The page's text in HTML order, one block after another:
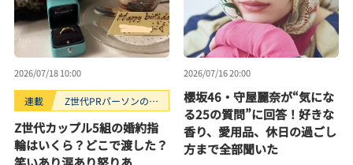
2026/07/18 10:00
連載
Z世代PRパーソンのキ
Z世代カップル5組の婚約指
輪はいくら？どこで渡した？
2026/07/16 20:00
櫻坂46・守屋麗奈が“気にな
る25の質問”に回答！好きな
香り、愛用品、休日の過ごし
方まで全部聞いた